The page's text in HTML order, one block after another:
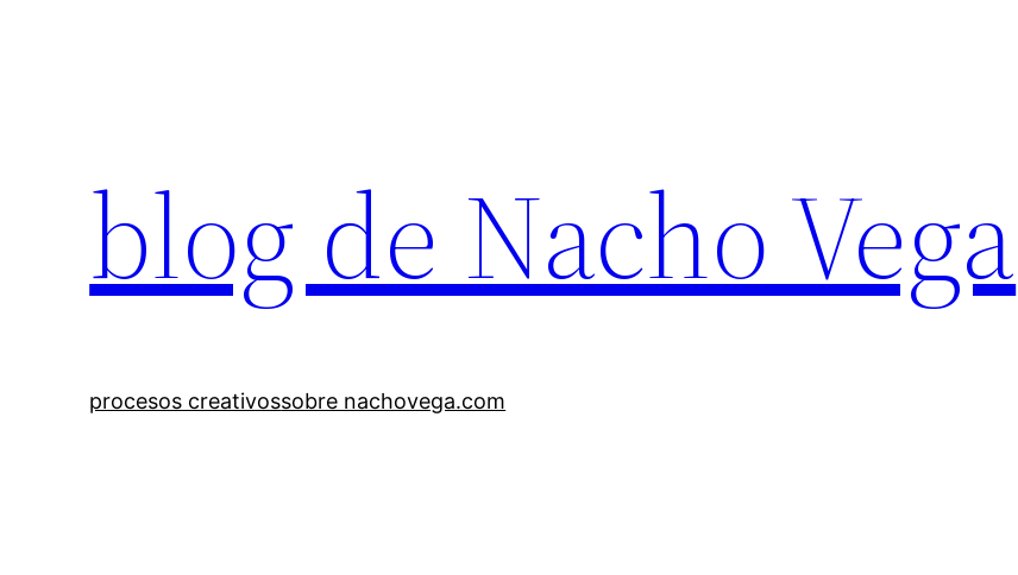
blog de Nacho Vega
procesos creativossobre nachovega.com